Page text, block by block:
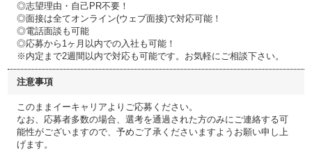
◎志望理由・自己PR不要！
◎面接は全てオンライン(ウェブ面接)で対応可能！
◎電話面談も可能
◎応募から1ヶ月以内での入社も可能！
※内定まで2週間以内で対応も可能です。お気軽にご相談下さい。
注意事項
このままイーキャリアよりご応募ください。
なお、応募者多数の場合、選考を通過された方のみにご連絡する可
能性がございますので、予めご了承くださいますようお願い申し上
げます。